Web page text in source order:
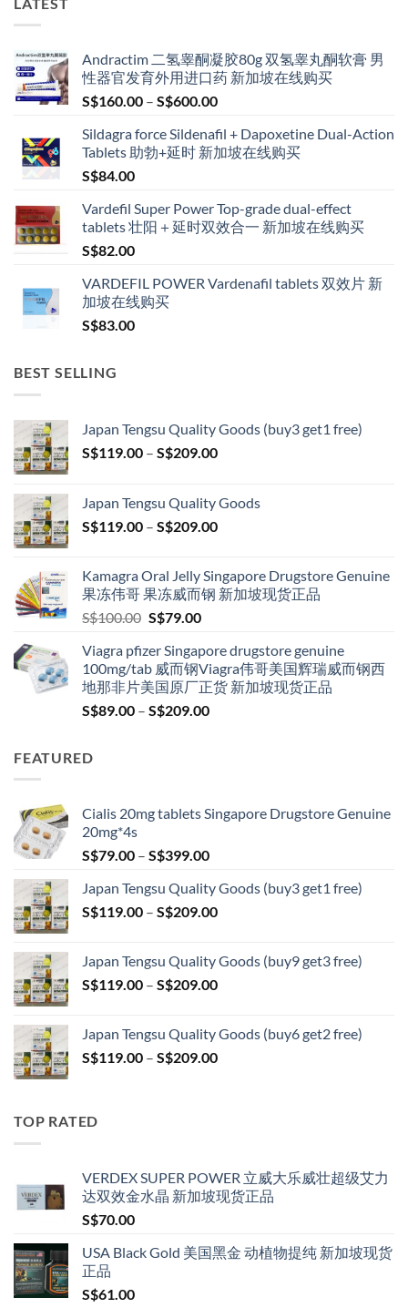
Andractim 二氢睾酮凝胶80g 双氢睾丸酮软膏 男
性器官发育外用进口药 新加坡在线购买
S$160.00 – S$600.00Price
S$160.00
through
Sildagra force Sildenafil + Dapoxetine Dual-Action
Tablets 助勃+延时 新加坡在线购买
S$84.00
Vardefil Super Power Top-grade dual-effect
tablets 壮阳＋延时双效合一 新加坡在线购买
S$82.00
VARDEFIL POWER Vardenafil tablets 双效片 新
加坡在线购买
S$83.00
BEST SELLING
Japan Tengsu Quality Goods (buy3 get1 free)
S$119.00 – S$209.00Price
through
S$209.00
Japan Tengsu Quality Goods
S$119.00 – S$209.00Price
through
S$209.00
Kamagra Oral Jelly Singapore Drugstore Genuine
果冻伟哥 果冻威而钢 新加坡现货正品
S$100.00 Original
was:
S$100.00.
S$79.00Current
is:
S$79.00.
Viagra pfizer Singapore drugstore genuine
100mg/tab 威而钢Viagra伟哥美国辉瑞威而钢西
地那非片美国原厂正货 新加坡现货正品
S$89.00 – S$209.00Price
FEATURED
Cialis 20mg tablets Singapore Drugstore Genuine
20mg*4s
S$79.00 – S$399.00Price
S$79.00
through
Japan Tengsu Quality Goods (buy3 get1 free)
S$119.00 – S$209.00Price
through
S$209.00
Japan Tengsu Quality Goods (buy9 get3 free)
S$119.00 – S$209.00Price
through
S$209.00
Japan Tengsu Quality Goods (buy6 get2 free)
S$119.00 – S$209.00Price
TOP RATED
VERDEX SUPER POWER 立威大乐威壮超级艾力
达双效金水晶 新加坡现货正品
S$70.00
USA Black Gold 美国黑金 动植物提纯 新加坡现货
正品
S$61.00